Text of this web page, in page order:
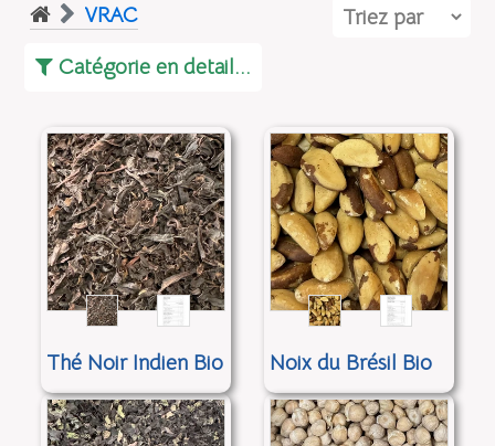
VRAC
Catégorie en detail...
Thé Noir Indien Bio Noix du Brésil Bio